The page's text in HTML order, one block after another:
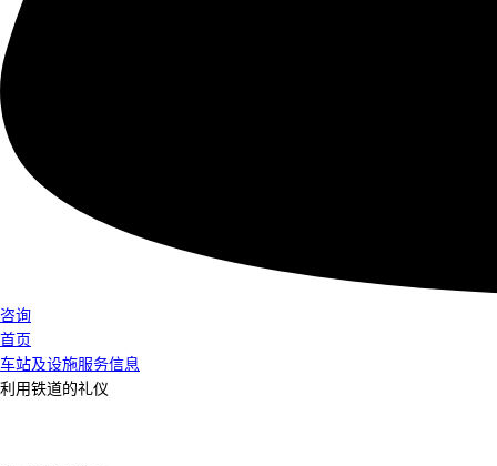
咨询
首页
车站及设施服务信息
利用铁道的礼仪